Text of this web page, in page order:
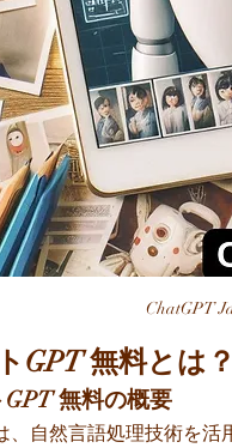
ChatGPT
GPT 無料とは？
GPT 無料の概要
、自然言語処理技術を活